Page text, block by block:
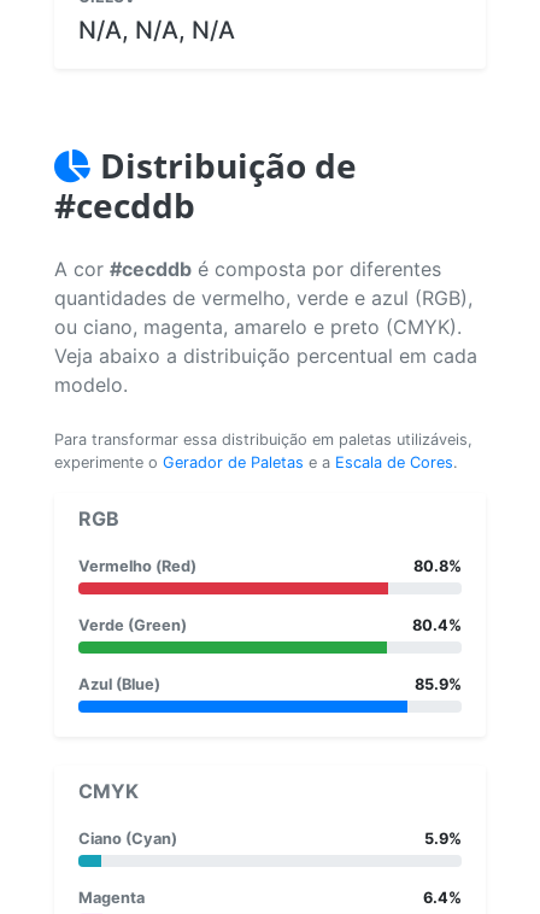
N/A, N/A, N/A
Distribuição de
#cecddb
A cor #cecddb é composta por diferentes
quantidades de vermelho, verde e azul (RGB),
ou ciano, magenta, amarelo e preto (CMYK).
Veja abaixo a distribuição percentual em cada
modelo.
Para transformar essa distribuição em paletas utilizáveis,
experimente o Gerador de Paletas e a Escala de Cores.
RGB
Vermelho (Red) 80.8%
Verde (Green) 80.4%
Azul (Blue) 85.9%
CMYK
Ciano (Cyan) 5.9%
Magenta 6.4%